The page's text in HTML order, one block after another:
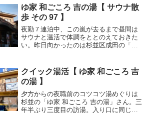
て早くも４度目くらい...
ゆ家 和ごころ 吉の湯【 サウナ散
歩 その 97 】
夜勤７連泊中、この嵐が去るまで昼間は
サウナと温活で体調をととのえておきた
い。昨日向かったのは杉並区成田の「ゆ
れるオレンジのバスタオルはサウナマッ
トとして使ってくだ...
クイック湯活【 ゆ家 和ごころ 吉
の湯 】
夕方からの夜職前のコツコツ湯めぐりは
杉並の「ゆ家 和ごころ 吉の湯」さん。三
年半ぶり三度目の訪湯。入り口に同じト